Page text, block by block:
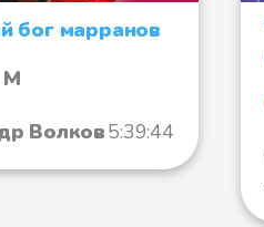
бог марранов
М
Волков5:39:44